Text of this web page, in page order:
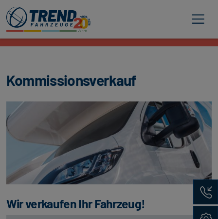
Kommissionsverkauf
Wir verkaufen Ihr Fahrzeug!